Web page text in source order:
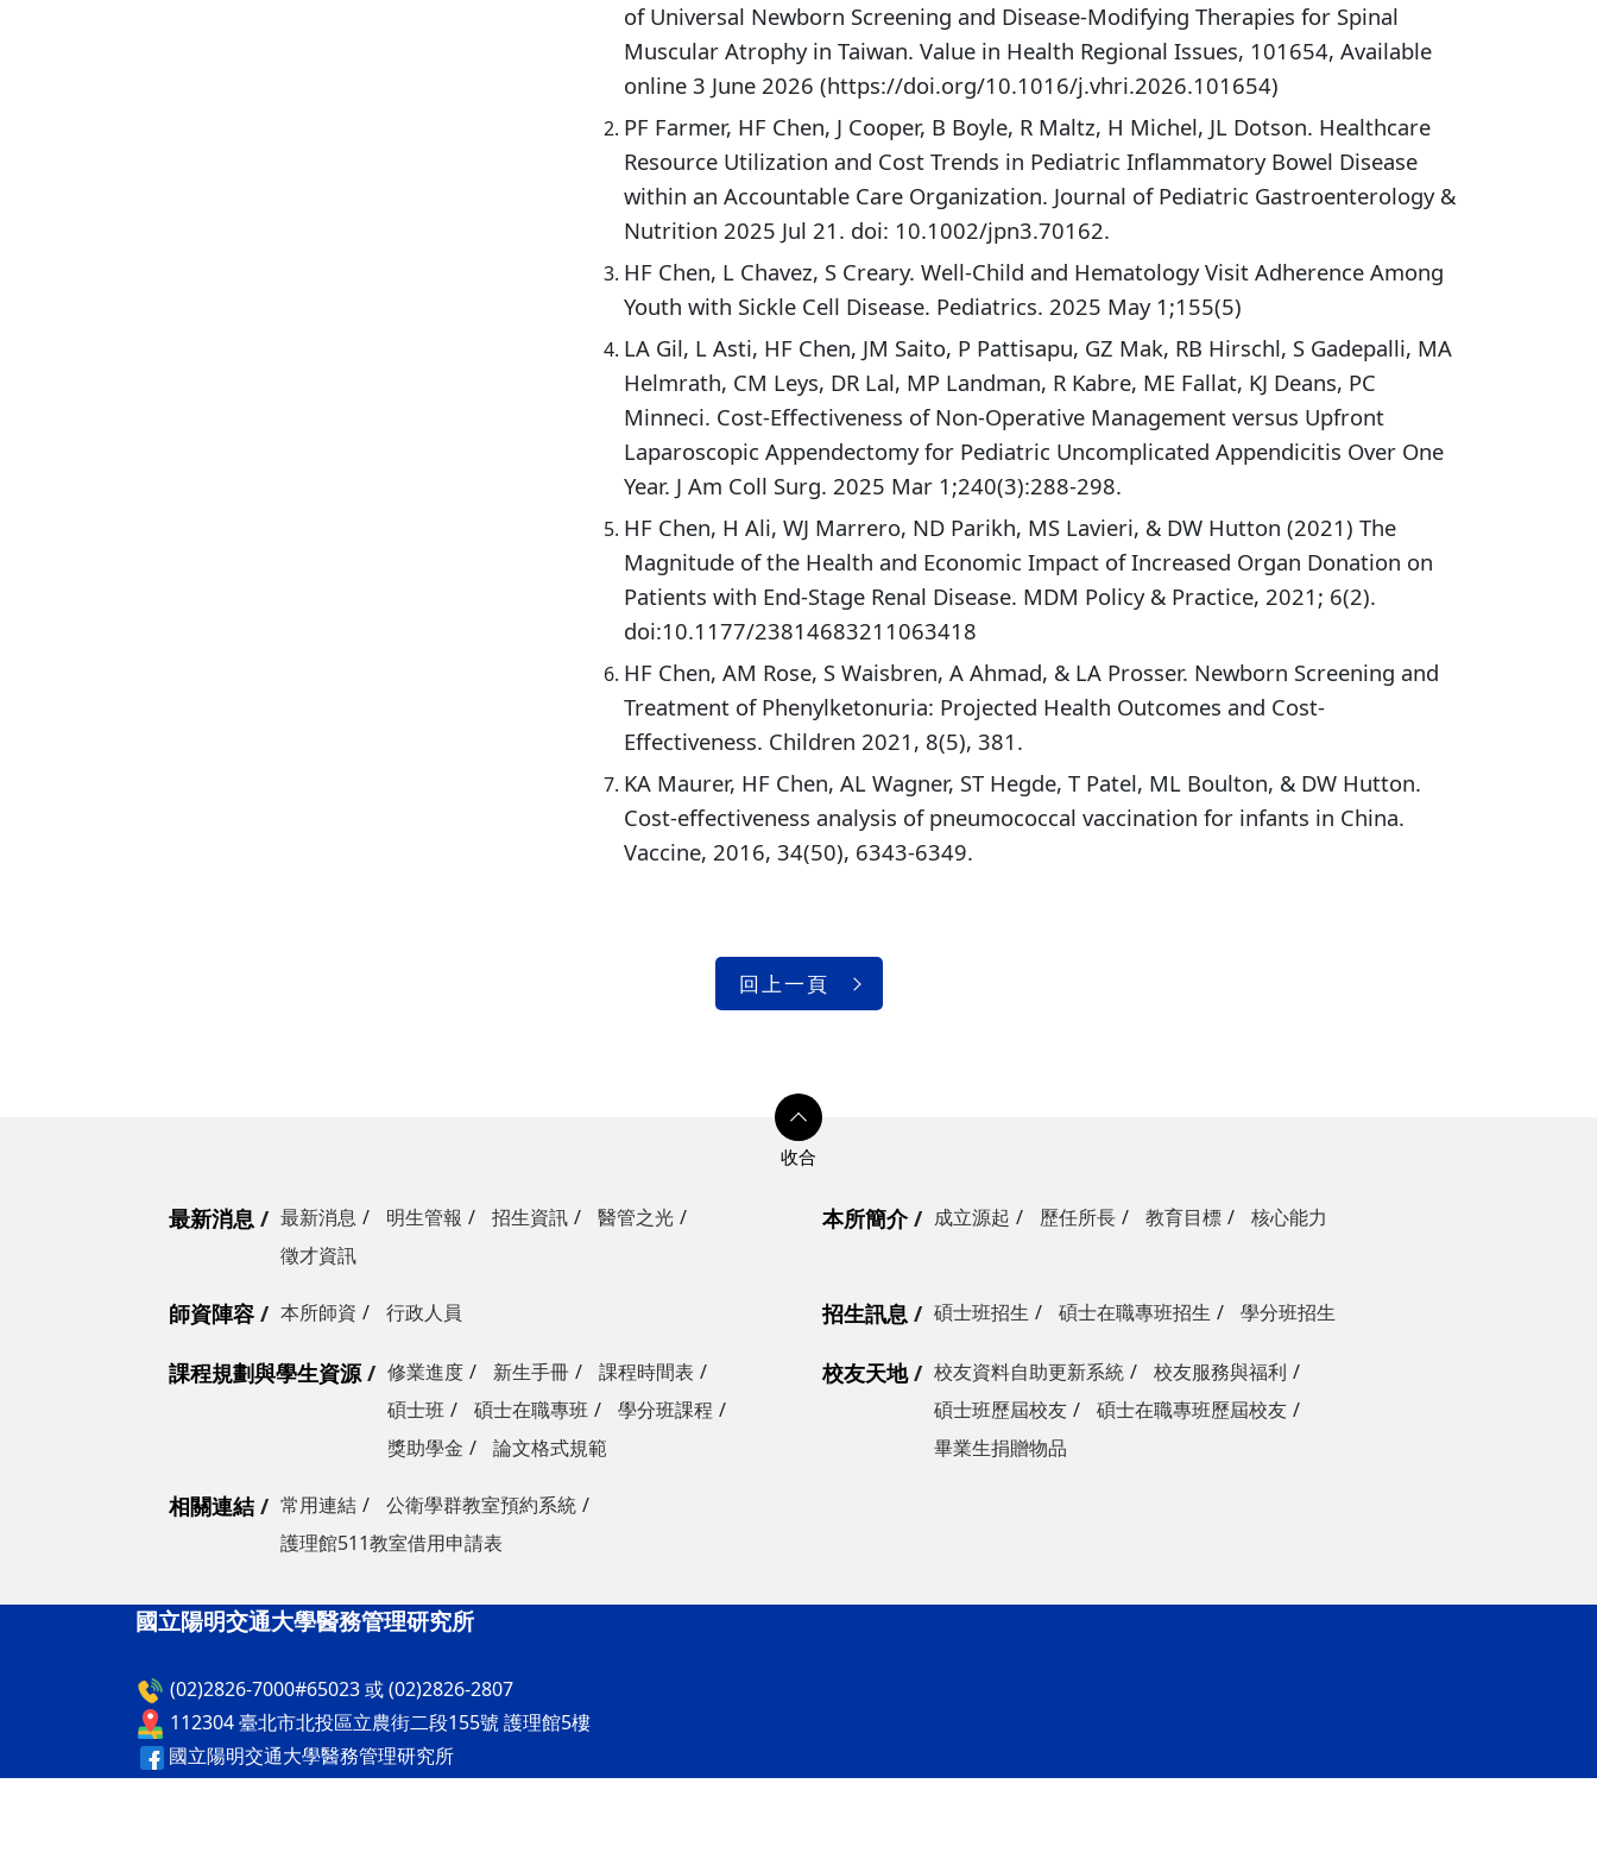
of Universal Newborn Screening and Disease-Modifying Therapies for Spinal
Muscular Atrophy in Taiwan. Value in Health Regional Issues, 101654, Available
online 3 June 2026 (https://doi.org/10.1016/j.vhri.2026.101654)
PF Farmer, HF Chen, J Cooper, B Boyle, R Maltz, H Michel, JL Dotson. Healthcare
Resource Utilization and Cost Trends in Pediatric Inflammatory Bowel Disease
within an Accountable Care Organization. Journal of Pediatric Gastroenterology &
Nutrition 2025 Jul 21. doi: 10.1002/jpn3.70162.
HF Chen, L Chavez, S Creary. Well-Child and Hematology Visit Adherence Among
Youth with Sickle Cell Disease. Pediatrics. 2025 May 1;155(5)
LA Gil, L Asti, HF Chen, JM Saito, P Pattisapu, GZ Mak, RB Hirschl, S Gadepalli, MA
Helmrath, CM Leys, DR Lal, MP Landman, R Kabre, ME Fallat, KJ Deans, PC
Minneci. Cost-Effectiveness of Non-Operative Management versus Upfront
Laparoscopic Appendectomy for Pediatric Uncomplicated Appendicitis Over One
Year. J Am Coll Surg. 2025 Mar 1;240(3):288-298.
HF Chen, H Ali, WJ Marrero, ND Parikh, MS Lavieri, & DW Hutton (2021) The
Magnitude of the Health and Economic Impact of Increased Organ Donation on
Patients with End-Stage Renal Disease. MDM Policy & Practice, 2021; 6(2).
doi:10.1177/23814683211063418
HF Chen, AM Rose, S Waisbren, A Ahmad, & LA Prosser. Newborn Screening and
Treatment of Phenylketonuria: Projected Health Outcomes and Cost-
Effectiveness. Children 2021, 8(5), 381.
KA Maurer, HF Chen, AL Wagner, ST Hegde, T Patel, ML Boulton, & DW Hutton.
Cost-effectiveness analysis of pneumococcal vaccination for infants in China.
Vaccine, 2016, 34(50), 6343-6349.
回上一頁
最新消息 最新消息 明生管報 招生資訊
醫管之光
徵才資訊
本所簡介 成立源起 歷任所長 教育目標 核心能力
師資陣容 本所師資 行政人員 招生訊息 碩士班招生 碩士在職專班招生 學分班招生
課程規劃與學生資源 修業進度 新生手冊
課程時間表
碩士班
碩士在職專班
學分班課程
獎助學金
論文格式規範
校友天地 校友資料自助更新系統
校友服務與福利
碩士班歷屆校友
碩士在職專班歷屆校友
畢業生捐贈物品
相關連結 常用連結
公衛學群教室預約系統
護理館511教室借用申請表
國立陽明交通大學醫務管理研究所
(02)2826-7000#65023 或 (02)2826-2807
112304 臺北市北投區立農街二段155號 護理館5樓
國立陽明交通大學醫務管理研究所